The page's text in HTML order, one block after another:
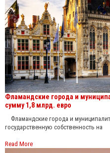
Фламандские города и
сумму 1,8 млрд. евро
Фламандские города и
государственную собственность на
Read More